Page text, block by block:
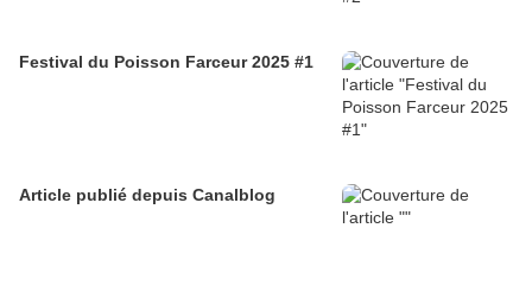
Festival du Poisson Farceur 2025 #1
Article publié depuis Canalblog